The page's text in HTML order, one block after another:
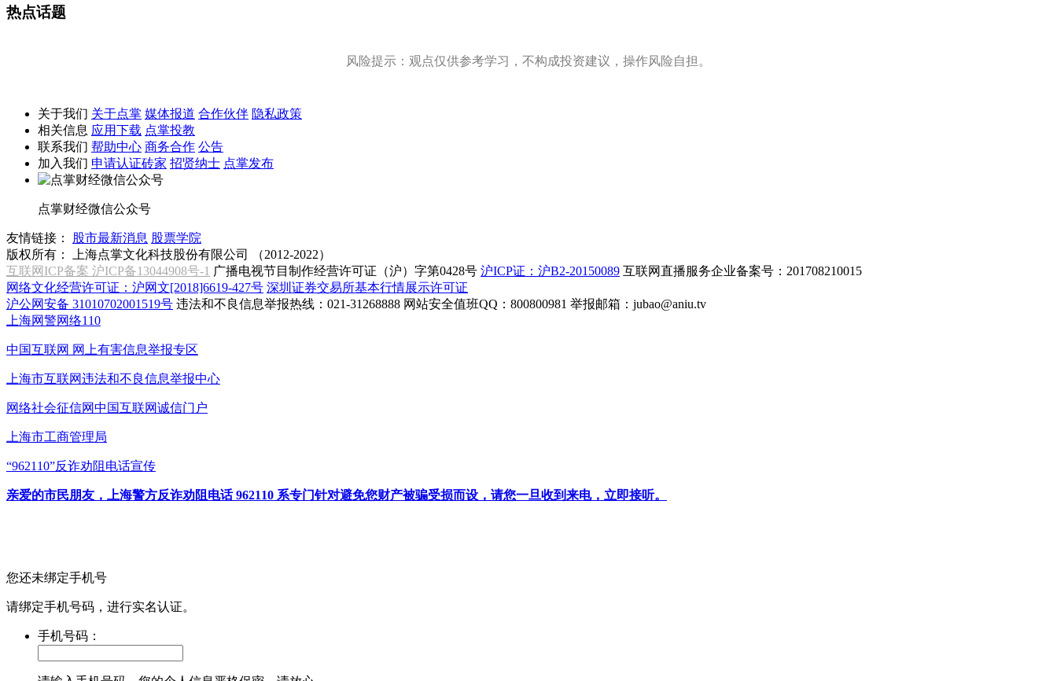
热点话题
风险提示：观点仅供参考学习，不构成投资建议，操作风险自担。
关于我们 关于点掌 媒体报道 合作伙伴 隐私政策
相关信息 应用下载 点掌投教
联系我们 帮助中心 商务合作 公告
加入我们 申请认证砖家 招贤纳士 点掌发布
点掌财经微信公众号
友情链接： 股市最新消息 股票学院
版权所有：
上海点掌文化科技股份有限公司 （2012-2022）
互联网ICP备案 沪ICP备13044908号-1 广播电视节目制作经营许可证（沪）字第0428号 沪ICP证：沪B2-20150089 互联网直播服务企业备案号：201708210015
网络文化经营许可证：沪网文[2018]6619-427号 深圳证券交易所基本行情展示许可证
沪公网安备 31010702001519号 违法和不良信息举报热线：021-31268888 网站安全值班QQ：800800981 举报邮箱： jubao@aniu.tv
上海网警网络110
中国互联网 网上有害信息举报专区
上海市互联网违法和不良信息举报中心
网络社会征信网中国互联网诚信门户
上海市工商管理局
“962110”反诈劝阻电话宣传
亲爱的市民朋友，上海警方反诈劝阻电话 962110 系专门针对避免您财产被骗受损而设，请您一旦收到来电，立即接听。
您还未绑定手机号
请绑定手机号码，进行实名认证。
手机号码：